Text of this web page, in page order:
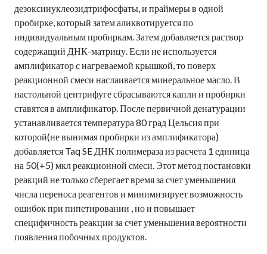
дезоксинуклеозидтрифосфаты, и праймеры в одной
пробирке, который затем аликвотируется по
индивидуальным пробиркам. Затем добавляется раствор
содержащий ДНК-матрицу. Если не используется
амплификатор с нагреваемой крышкой, то поверх
реакционной смеси наслаивается минеральное масло. В
настольной центрифуге сбрасываются капли и пробирки
ставятся в амплификатор. После первичной денатурации
устанавливается температура 80 град Цельсия при
которой(не вынимая пробирки из амплификатора)
добавляется Taq SE ДНК полимераза из расчета 1 единица
на 50(+5) мкл реакционной смеси. Этот метод постановки
реакций не только сберегает время за счет уменьшения
числа переноса реагентов и минимизирует возможность
ошибок при пипетировании , но и повышает
специфичность реакции за счет уменьшения вероятности
появления побочных продуктов.